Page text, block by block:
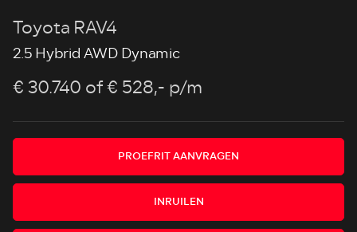
Toyota RAV4
2.5 Hybrid AWD Dynamic
€ 30.740 of € 528,- p/m
PROEFRIT AANVRAGEN
INRUILEN